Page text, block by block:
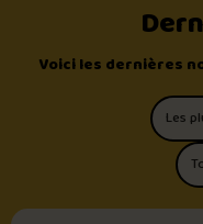
Voici les dernières